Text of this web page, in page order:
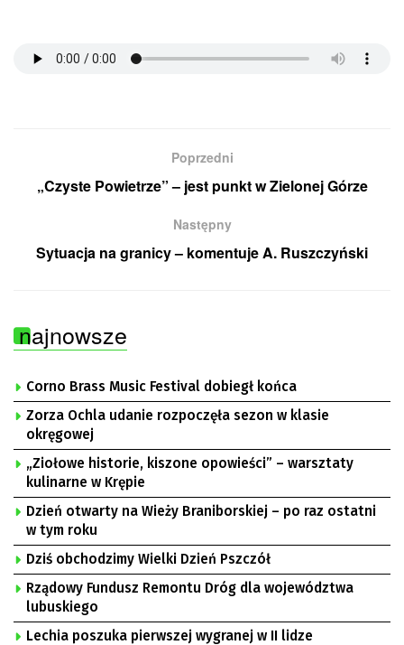
Poprzedni
„Czyste Powietrze” – jest punkt w Zielonej Górze
Następny
Sytuacja na granicy – komentuje A. Ruszczyński
najnowsze
Corno Brass Music Festival dobiegł końca
Zorza Ochla udanie rozpoczęła sezon w klasie
okręgowej
„Ziołowe historie, kiszone opowieści” – warsztaty
kulinarne w Krępie
Dzień otwarty na Wieży Braniborskiej – po raz ostatni
w tym roku
Dziś obchodzimy Wielki Dzień Pszczół
Rządowy Fundusz Remontu Dróg dla województwa
lubuskiego
Lechia poszuka pierwszej wygranej w II lidze